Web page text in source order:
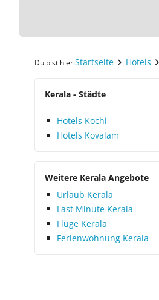
Du bist hier:Startseite Hotels
Kerala - Städte
Hotels Kochi
Hotels Kovalam
Weitere Kerala Angebote
Urlaub Kerala
Last Minute Kerala
Flüge Kerala
Ferienwohnung Kerala